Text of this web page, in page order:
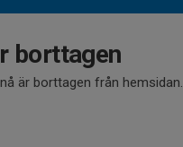
borttagen
är borttagen från hemsidan.